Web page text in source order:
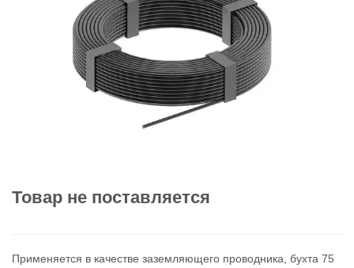
Товар не поставляется
Применяется в качестве заземляющего проводника, бухта 75